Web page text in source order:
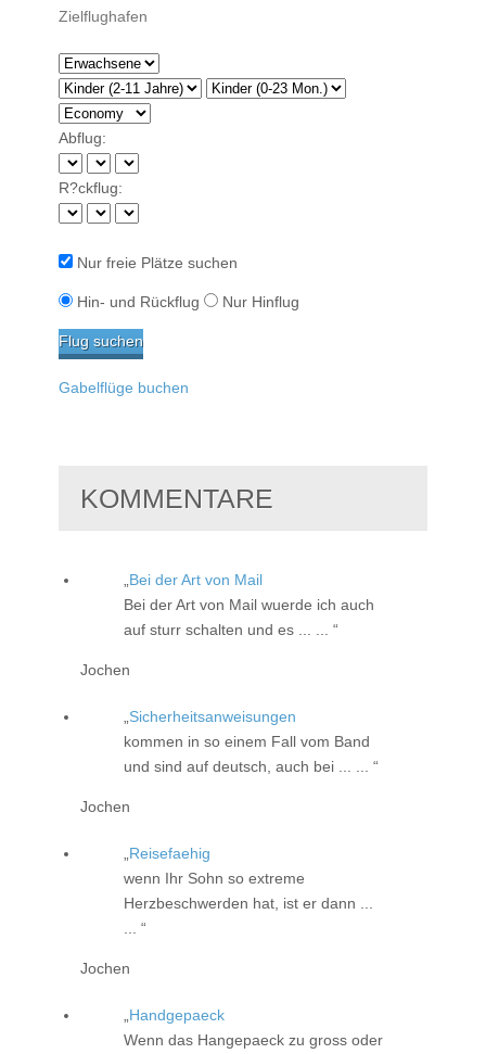
Abflug:
R?ckflug:
Nur freie Plätze suchen
Hin- und Rückflug Nur Hinflug
Gabelflüge buchen
KOMMENTARE
Bei der Art von Mail
Bei der Art von Mail wuerde ich auch
auf sturr schalten und es ... ...
Jochen
Sicherheitsanweisungen
kommen in so einem Fall vom Band
und sind auf deutsch, auch bei ... ...
Jochen
Reisefaehig
wenn Ihr Sohn so extreme
Herzbeschwerden hat, ist er dann ...
Jochen
Handgepaeck
Wenn das Hangepaeck zu gross oder